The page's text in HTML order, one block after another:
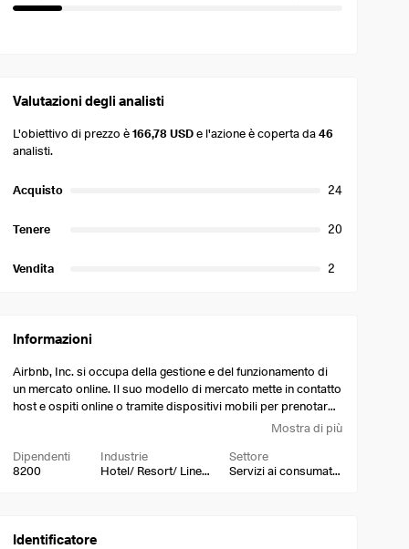
Valutazioni degli analisti
L'obiettivo di prezzo è166,78 USDe l'azione è coperta da46
analisti.
Acquisto 24
Tenere 20
Vendita 2
Informazioni
Airbnb, Inc. si occupa della gestione e del funzionamento di
un mercato online. Il suo modello di mercato mette in contatto
host e ospiti online o tramite dispositivi mobili per prenotare
spazi. L'azienda è stata fondata da Brian Chesky, Nathan
Francisco, CA.
Mostra di più
Dipendenti
8200
Industrie
Hotel/ Resort/ Linee di crociera
Settore
Servizi ai consumatori
Identificatore